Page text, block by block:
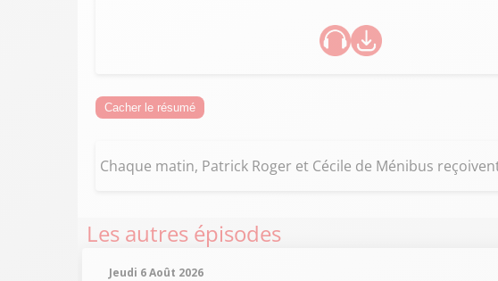
Cacher le résumé
Chaque matin, Patrick Roger et Cécile de Ménibus
Les autres épisodes
Jeudi 6 Août 2026